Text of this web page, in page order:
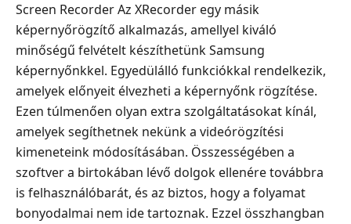
Screen Recorder Az XRecorder egy másik
képernyőrögzítő alkalmazás, amellyel kiváló
minőségű felvételt készíthetünk Samsung
képernyőnkkel. Egyedülálló funkciókkal rendelkezik,
amelyek előnyeit élvezheti a képernyőnk rögzítése.
Ezen túlmenően olyan extra szolgáltatásokat kínál,
amelyek segíthetnek nekünk a videórögzítési
kimeneteink módosításában. Összességében a
szoftver a birtokában lévő dolgok ellenére továbbra
is felhasználóbarát, és az biztos, hogy a folyamat
bonyodalmai nem ide tartoznak. Ezzel összhangban